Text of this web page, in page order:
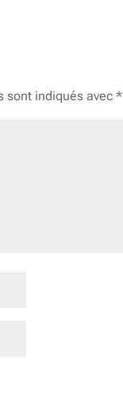
sont indiqués avec*